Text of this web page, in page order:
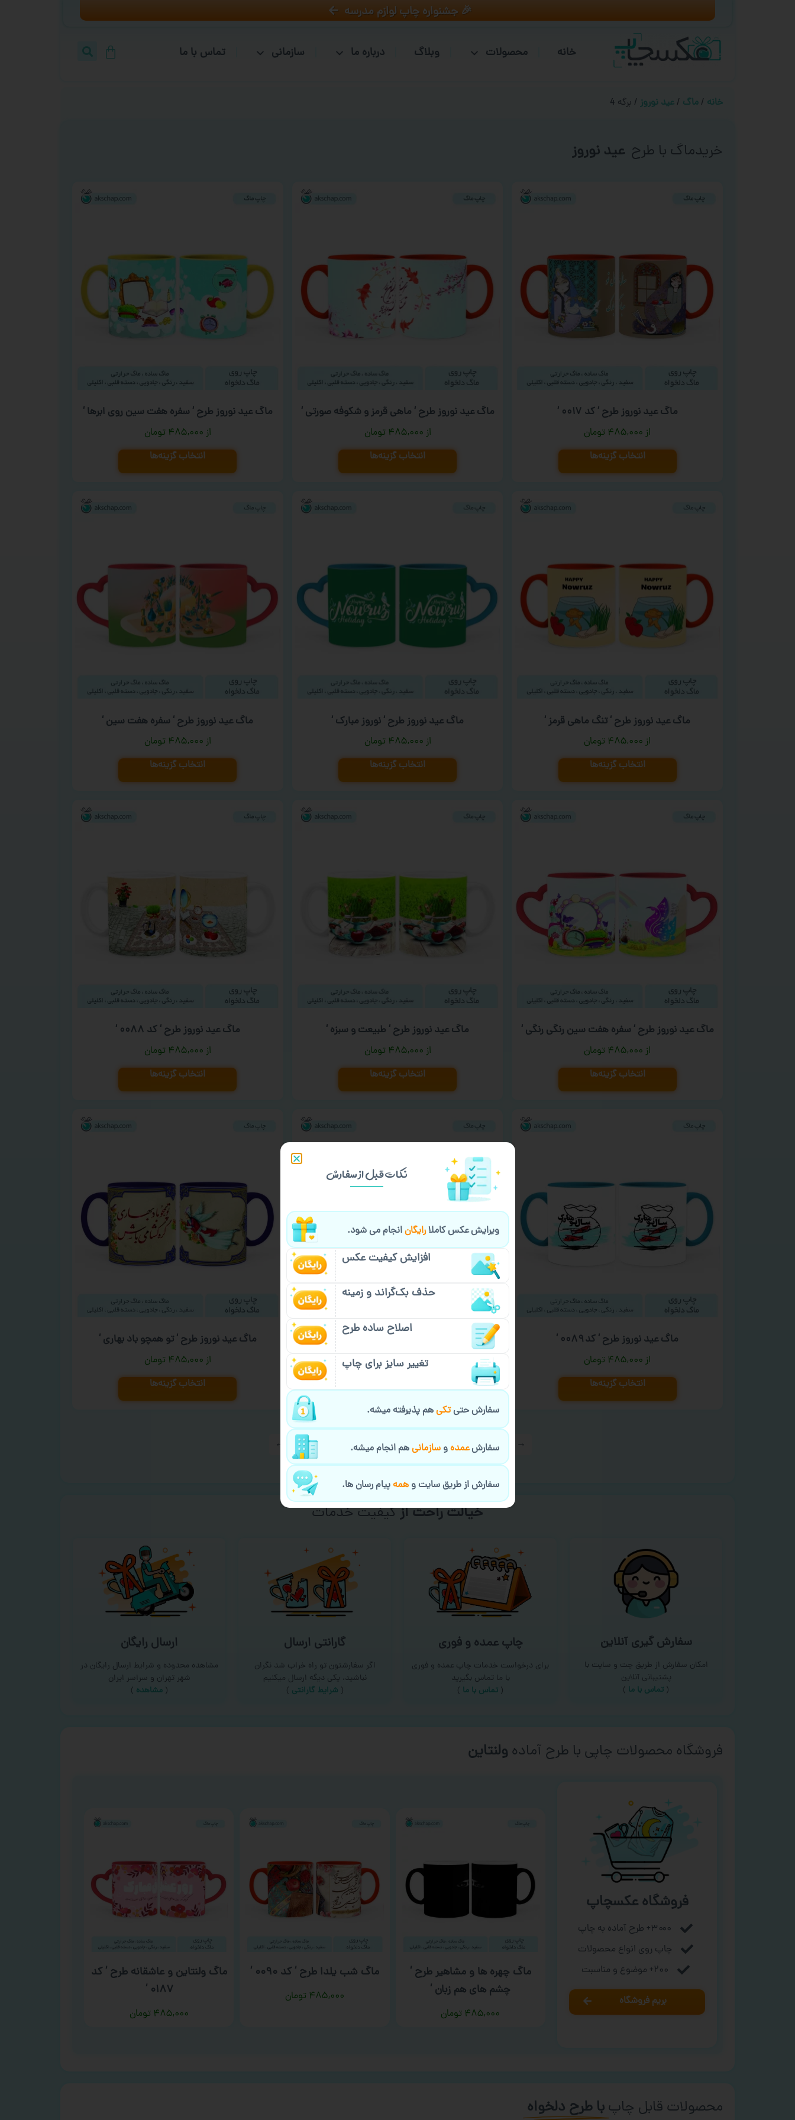
🎉 جشنواره چاپ لوازم مدرسه
خانه محصولات وبلاگ درباره ما سازمانی تماس با ما
خانه / ماگ / عید نوروز / برگه 4
خریدماگ با طرح عید نوروز
ماگ عید نوروز طرح ‘ کد ۰۰۱۷ ‘
۴۸۵,۰۰۰ تومان
انتخاب گزینه‌ها
ماگ عید نوروز طرح ‘ ماهی قرمز و شکوفه صورتی ‘
۴۸۵,۰۰۰ تومان
انتخاب گزینه‌ها
ماگ عید نوروز طرح ‘ سفره هفت سین روی ابرها ‘
۴۸۵,۰۰۰ تومان
انتخاب گزینه‌ها
ماگ عید نوروز طرح ‘ تنگ ماهی قرمز ‘
۴۸۵,۰۰۰ تومان
انتخاب گزینه‌ها
ماگ عید نوروز طرح ‘ نوروز مبارک ‘
۴۸۵,۰۰۰ تومان
انتخاب گزینه‌ها
ماگ عید نوروز طرح ‘ سفره هفت سین ‘
۴۸۵,۰۰۰ تومان
انتخاب گزینه‌ها
ماگ عید نوروز طرح ‘ سفره هفت سین رنگی رنگی ‘
۴۸۵,۰۰۰ تومان
انتخاب گزینه‌ها
ماگ عید نوروز طرح ‘ طبیعت و سبزه ‘
۴۸۵,۰۰۰ تومان
انتخاب گزینه‌ها
ماگ عید نوروز طرح ‘ کد ۰۰۸۸ ‘
۴۸۵,۰۰۰ تومان
انتخاب گزینه‌ها
ماگ عید نوروز طرح ‘ کد ۰۰۸۹ ‘
۴۸۵,۰۰۰ تومان
انتخاب گزینه‌ها
ماگ عید نوروز طرح ‘ بهار آمد نوروزتان مبارک ‘
۴۸۵,۰۰۰ تومان
ماگ عید نوروز طرح ‘ تو همچو باد بهاری ‘
۴۸۵,۰۰۰ تومان
انتخاب گزینه‌ها
→ ۱ ۲ ۳ ۴ ۵ ۶ ۷ ۹ ←
خیالت راحت ازسفارش گیری
سفارش گیری آنلاین
امکان سفارش از طریق چت و سایت با
پشتیبانی آنلاین
( تماس با ما‌ )
چاپ عمده و فوری
برای درخواست خدمات چاپ عمده و فوری
با ما تماس بگیرید
( تماس با ما )
گارانتی ارسال
اگر سفارشتون تو راه خراب شد نگران
نباشید، یکی دیگه ارسال میکنیم
( شرایط گارانتی )
ارسال رایگان
مشاهده محدوده و شرایط ارسال رایگان در
شهر تهران و سراسر ایران
(مشاهده )
فروشگاه محصولات چاپی با طرح آماده ورزشی
فروشگاه عکسچاپ
۳۰۰۰+ طرح آماده به چاپ
چاپ روی انواع محصولات
۲۰۰+ موضوع و مناسبت
بریم فروشگاه
ماگ چهره ها و مشاهیر طرح ‘
چشم های هم‌ زبان ‘
۴۸۵,۰۰۰ تومان
ماگ شب یلدا طرح ‘ کد ۰۰۹۰ ‘
۴۸۵,۰۰۰ تومان
ماگ ولنتاین و عاشقانه طرح ‘ کد
۰۱۸۷ ‘
۴۸۵,۰۰۰ تومان
محصولات قابل چاپبا طرح دلخواه
نکات قبل از سفارش
ویرایش عکس کاملارایگانانجام می شود.
افزایش کیفیت عکس
حذف بک‌گراند و زمینه
اصلاح ساده طرح
تغییر سایز برای چاپ
سفارش حتیتکیهم پذیرفته میشه.
سفارشعمدهوسازمانیهم انجام میشه.
سفارش از طریق سایت وهمهپیام رسان ها.